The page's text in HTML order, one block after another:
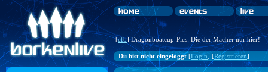
[cfb] Dragonboatcup-Pics: Die der Macher nur hier!
Du bist nicht eingeloggt[Login] [Registrieren]